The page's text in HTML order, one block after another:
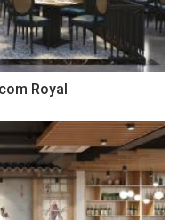
Royal